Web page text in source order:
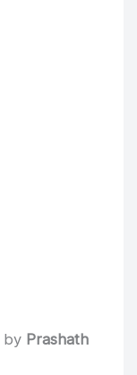
by Prashath